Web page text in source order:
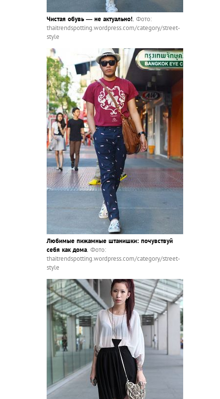
Чистая обувь — не актуально!. Фото:
thaitrendspotting.wordpress.com/category/street-
style
Любимые пижамные штанишки: почувствуй
себя как дома. Фото:
thaitrendspotting.wordpress.com/category/street-
style